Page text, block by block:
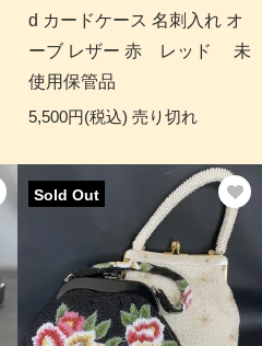
d カードケース 名刺入れ オ
ーブ レザー 赤 レッド 未
使用保管品
5,500円(税込) 売り切れ
Sold Out